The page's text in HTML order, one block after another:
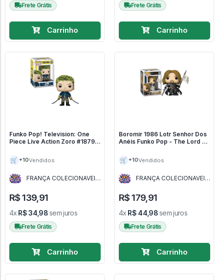
Frete Grátis
Carrinho
Frete Grátis
Carrinho
Funko Pop! Television: One
Piece Live Action Zoro #1879 -
🛒 +10Vendidos
FRANÇA COLECIONAVEIS
R$ 139,91
4x R$ 34,98sem juros
Frete Grátis
Carrinho
Boromir 1986 Lotr Senhor Dos
Anéis Funko Pop - The Lord Of
🛒 +10Vendidos
FRANÇA COLECIONAVEIS
R$ 179,91
4x R$ 44,98sem juros
Frete Grátis
Carrinho